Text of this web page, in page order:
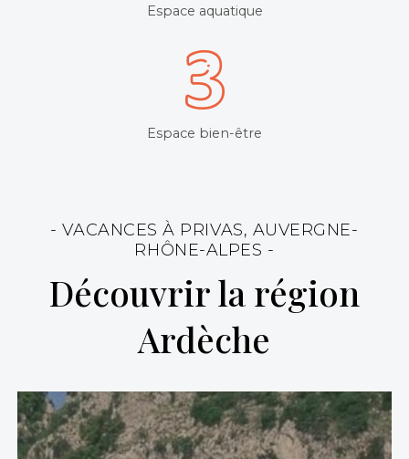
Espace aquatique
Espace bien-être
- VACANCES À PRIVAS, AUVERGNE-
RHÔNE-ALPES -
Découvrir la région
Ardèche